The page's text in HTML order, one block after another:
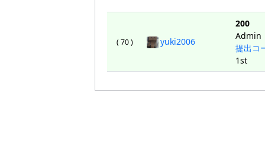
( 70 ) yuki2006
200
Admin
提出コ
1st